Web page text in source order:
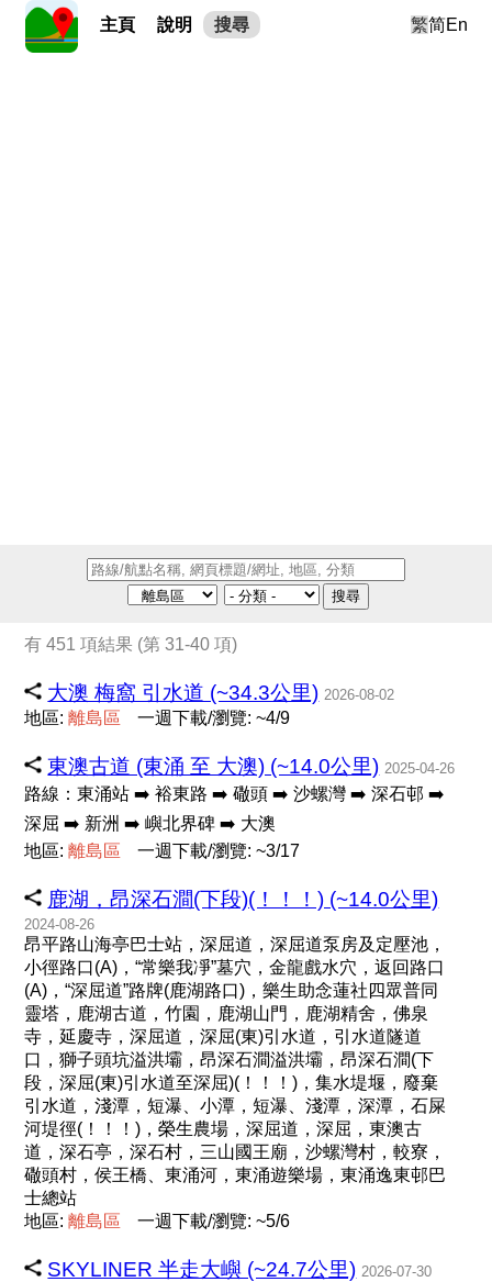
主頁 說明 搜尋 繁简En
搜尋
有 451 項結果 (第 31-40 項)
大澳 梅窩 引水道 (~34.3公里) 2026-08-02
地區:離島區 一週下載/瀏覽: ~4/9
東澳古道 (東涌 至 大澳) (~14.0公里) 2025-04-26
路線：東涌站 ➡️ 裕東路 ➡️ 䃟頭 ➡️ 沙螺灣 ➡️ 深石邨 ➡️
深屈 ➡️ 新洲 ➡️ 嶼北界碑 ➡️ 大澳
地區:離島區 一週下載/瀏覽: ~3/17
鹿湖，昂深石澗(下段)(！！！) (~14.0公里)
2024-08-26
昂平路山海亭巴士站，深屈道，深屈道泵房及定壓池，
小徑路口(A)，“常樂我凈”墓穴，金龍戲水穴，返回路口
(A)，“深屈道”路牌(鹿湖路口)，樂生助念蓮社四眾普同
靈塔，鹿湖古道，竹園，鹿湖山門，鹿湖精舍，佛泉
寺，延慶寺，深屈道，深屈(東)引水道，引水道隧道
口，獅子頭坑溢洪壩，昂深石澗溢洪壩，昂深石澗(下
段，深屈(東)引水道至深屈)(！！！)，集水堤堰，廢棄
引水道，淺潭，短瀑、小潭，短瀑、淺潭，深潭，石屎
河堤徑(！！！)，榮生農場，深屈道，深屈，東澳古
道，深石亭，深石村，三山國王廟，沙螺灣村，較寮，
䃟頭村，侯王橋、東涌河，東涌遊樂場，東涌逸東邨巴
士總站
地區:離島區 一週下載/瀏覽: ~5/6
SKYLINER 半走大嶼 (~24.7公里) 2026-07-30